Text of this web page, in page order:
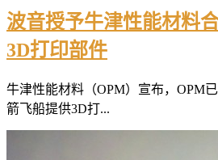
波音授予牛津性能材料
3D打印部件
牛津性能材料（OPM）宣布，OPM
箭飞船提供3D打...